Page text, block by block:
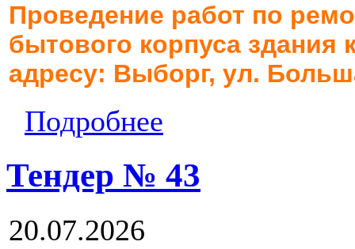
Проведение работ по
бытового корпуса здания
адресу: Выборг, ул.
Подробнее
Тендер № 43
20.07.2026